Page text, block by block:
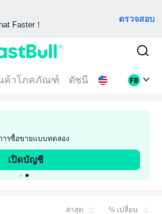
Faster！
ตรวจสอบ
ค้าโภคภัณฑ์ ดัชนี หุ้น กอ
ารซื้อขายแบบทดลอง
เปิดบัญชี
ล่าสุด % เปลี่ยน